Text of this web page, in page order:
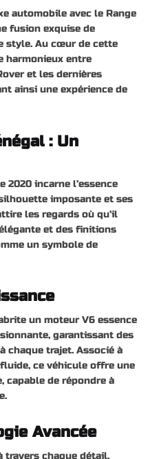
automobile avec le Range
fusion exquise de
style. Au cœur de cette
harmonieux entre
et les dernières
ainsi une expérience de
: Un
2020 incarne l’essence
imposante et ses
les regards où qu’il
et des finitions
un symbole de
un moteur V6 essence
garantissant des
chaque trajet. Associé à
ce véhicule offre une
capable de répondre à
Avancée
travers chaque détail.